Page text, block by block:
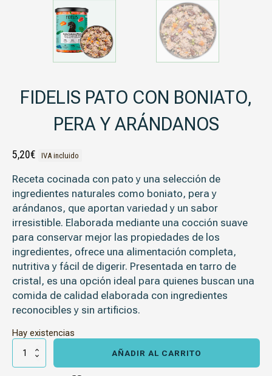
FIDELIS PATO CON BONIATO,
PERA Y ARÁNDANOS
5,20€ IVA incluido
Receta cocinada con pato y una selección de
ingredientes naturales como boniato, pera y
arándanos, que aportan variedad y un sabor
irresistible. Elaborada mediante una cocción suave
para conservar mejor las propiedades de los
ingredientes, ofrece una alimentación completa,
nutritiva y fácil de digerir. Presentada en tarro de
cristal, es una opción ideal para quienes buscan una
comida de calidad elaborada con ingredientes
reconocibles y sin artificios.
Hay existencias
Fidelis
Pato
AÑADIR AL CARRITO